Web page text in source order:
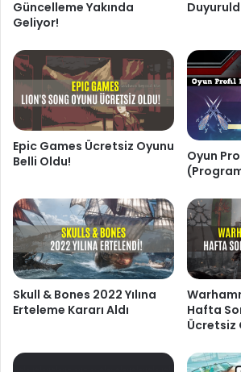
Güncelleme Yakında
Geliyor!
Epic Games Ücretsiz Oyunu
Belli Oldu!
Oyun
Skull & Bones 2022 Yılına
Erteleme Kararı Aldı
Hafta
Ücretsiz